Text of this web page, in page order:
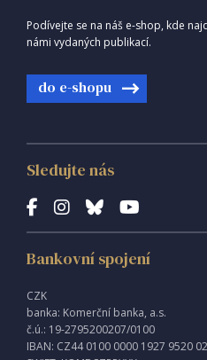
Podívejte se na náš e-shop, kde
námi vydaných publikací.
do e-shopu
Sledujte nás
Bankovní spojení
CZK
banka: Komerční banka, a.s.
č.ú.: 19-2795200207/0100
IBAN: CZ44 0100 0000 1927 9520